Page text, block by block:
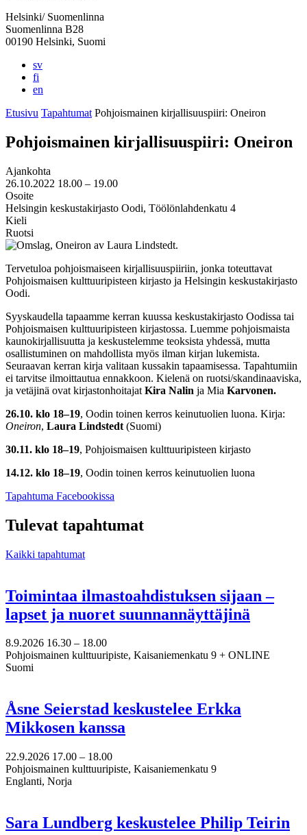
Helsinki/ Suomenlinna
Suomenlinna B28
00190 Helsinki, Suomi
sv
fi
en
Etusivu Tapahtumat Pohjois­mainen kirjallisuus­piiri: Oneiron
Pohjois­mainen kirjallisuus­piiri: Oneiron
Ajankohta
26.10.2022 18.00 – 19.00
Osoite
Helsingin keskustakirjasto Oodi, Töölönlahdenkatu 4
Kieli
Ruotsi
Tervetuloa pohjoismaiseen kirjallisuuspiiriin, jonka toteuttavat
Pohjoismaisen kulttuuripisteen kirjasto ja Helsingin keskustakirjasto
Oodi.
Syyskaudella tapaamme kerran kuussa keskustakirjasto Oodissa tai
Pohjoismaisen kulttuuripisteen kirjastossa. Luemme pohjoismaista
kaunokirjallisuutta ja keskustelemme teoksista yhdessä, mutta
osallistuminen on mahdollista myös ilman kirjan lukemista.
Seuraavan kerran kirja valitaan kussakin tapaamisessa. Tapahtumiin
ei tarvitse ilmoittautua ennakkoon. Kielenä on ruotsi/skandinaaviska,
ja vetäjinä ovat kirjastonhoitajat Kira Nalin ja Mia Karvonen.
26.10. klo 18–19, Oodin toinen kerros keinutuolien luona. Kirja:
Oneiron, Laura Lindstedt (Suomi)
30.11. klo 18–19, Pohjoismaisen kulttuuripisteen kirjasto
14.12. klo 18–19, Oodin toinen kerros keinutuolien luona
Tapahtuma Facebookissa
välilehteen
Tulevat tapahtumat
Kaikki tapahtumat
Toimintaa ilmastoahdistuksen sijaan –
lapset ja nuoret suunnannäyttäjinä
8.9.2026 16.30 – 18.00
Pohjoismainen kulttuuripiste, Kaisaniemenkatu 9 + ONLINE
Suomi
Åsne Seierstad keskustelee Erkka
Mikkosen kanssa
22.9.2026 17.00 – 18.00
Pohjoismainen kulttuuripiste, Kaisaniemenkatu 9
Englanti, Norja
Sara Lundberg keskustelee Philip Teirin